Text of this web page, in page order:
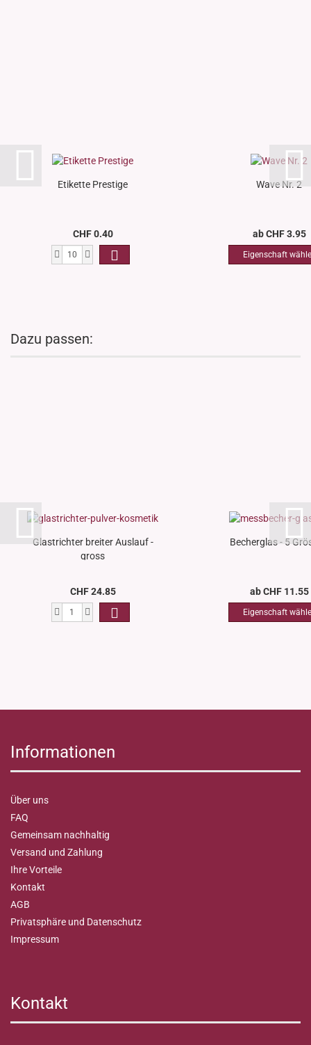
Etikette Prestige
CHF 0.40
Wave Nr. 2
ab CHF 3.95
Dazu passen:
Glastrichter breiter Auslauf -
gross
CHF 24.85
Becherglas - 5
ab CHF 11.55
Informationen
Über uns
FAQ
Gemeinsam nachhaltig
Versand und Zahlung
Ihre Vorteile
Kontakt
AGB
Privatsphäre und Datenschutz
Impressum
Kontakt